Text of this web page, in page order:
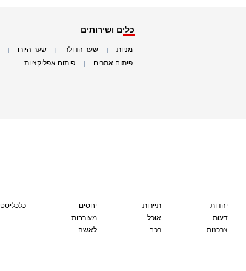
כלים ושירותים
מניות שער הדולר שער היורו
פיתוח אתרים פיתוח אפליקציות
יהדות
דעות
צרכנות
תיירות
אוכל
רכב
יחסים
מעורבות
לאשה
כלכליסט